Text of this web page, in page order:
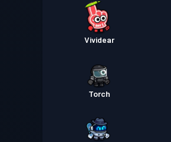
Vividear
Torch